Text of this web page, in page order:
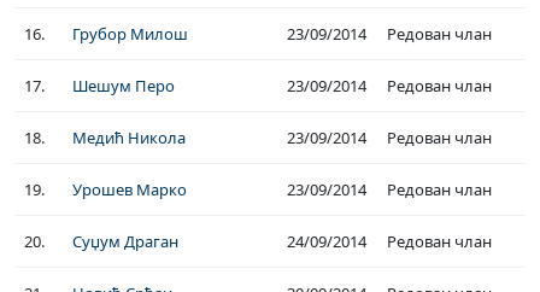
16. Грубор Милош 23/09/2014 Редован члан
17. Шешум Перо 23/09/2014 Редован члан
18. Медић Никола 23/09/2014 Редован члан
19. Урошев Марко 23/09/2014 Редован члан
20. Суџум Драган 24/09/2014 Редован члан